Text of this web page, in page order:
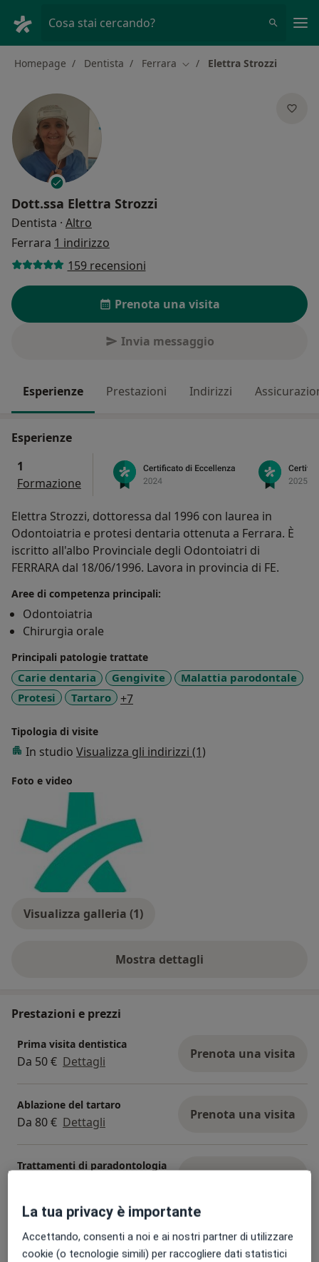
Cosa stai cercando?
Homepage Dentista Ferrara Cambia città
Elettra Strozzi
Dott.ssa Elettra Strozzi
Dentista · Altro
Ferrara 1 indirizzo
159 recensioni
Prenota una visita
Invia messaggio
Esperienze Prestazioni Indirizzi
Esperienze
1
Formazione
Elettra Strozzi, dottoressa dal 1996 con laurea in
Odontoiatria e protesi dentaria ottenuta a Ferrara. È
iscritto all'albo Provinciale degli Odontoiatri di
FERRARA dal 18/06/1996. Lavora in provincia di FE.
Aree di competenza principali:
Odontoiatria
Chirurgia orale
Principali patologie trattate
Carie dentaria Gengivite
Malattia parodontale
Protesi
Tartaro +7a11y_sr_more_diseases
Tipologia di visite
In studio Visualizza gli indirizzi (1)
Foto e video
Visualizza galleria (1)
Mostra dettagli
sull'esperienza
Prestazioni e prezzi
Prima visita dentistica
Da 50 € Dettagli Prenota una visita
Ablazione del tartaro
Da 80 € Dettagli Prenota una visita
Trattamenti di paradontologia
Prenota una visita
Trattamenti di odontoiatria
conservativa
Dettagli
Prenota una visita
La tua privacy è importante
Accettando, consenti a noi e ai nostri partner di utilizzare
cookie (o tecnologie simili) per raccogliere dati statistici